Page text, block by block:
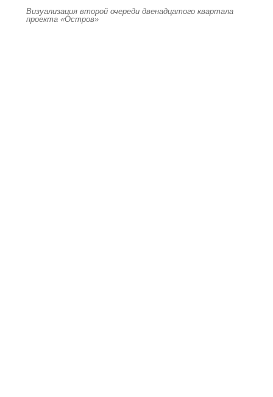
Визуализация второй очереди двенадцатого квартала
проекта «Остров»